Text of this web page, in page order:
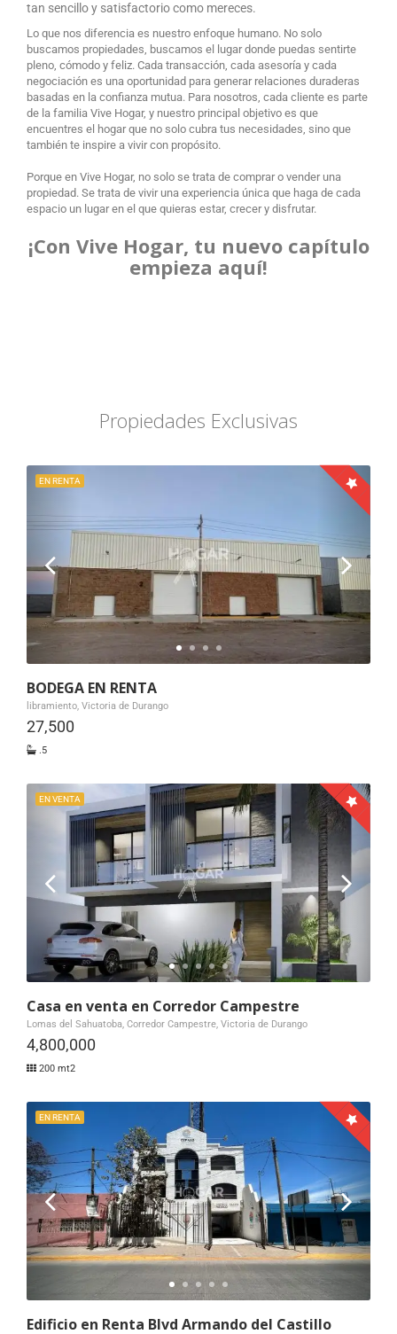
tan sencillo y satisfactorio como mereces.
Lo que nos diferencia es nuestro enfoque humano. No solo
buscamos propiedades, buscamos el lugar donde puedas sentirte
pleno, cómodo y feliz. Cada transacción, cada asesoría y cada
negociación es una oportunidad para generar relaciones duraderas
basadas en la confianza mutua. Para nosotros, cada cliente es parte
de la familia Vive Hogar, y nuestro principal objetivo es que
encuentres el hogar que no solo cubra tus necesidades, sino que
también te inspire a vivir con propósito.
Porque en Vive Hogar, no solo se trata de comprar o vender una
propiedad. Se trata de vivir una experiencia única que haga de cada
espacio un lugar en el que quieras estar, crecer y disfrutar.
¡Con Vive Hogar, tu nuevo capítulo
empieza aquí!
Propiedades Exclusivas
EN RENTA
BODEGA EN RENTA
libramiento, Victoria de Durango
27,500
.5
EN VENTA
Casa en venta en Corredor Campestre
Lomas del Sahuatoba, Corredor Campestre, Victoria de Durango
4,800,000
200 mt2
EN RENTA
Edificio en Renta Blvd Armando del Castillo